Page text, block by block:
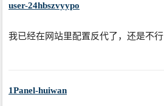
user-24hbszvyypo
我已经在网站里配置反代了，还是不行
1Panel-huiwan